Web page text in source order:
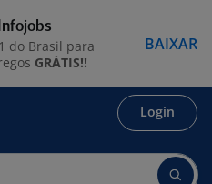
Login
do Brasil para
GRÁTIS!!
BAIXAR